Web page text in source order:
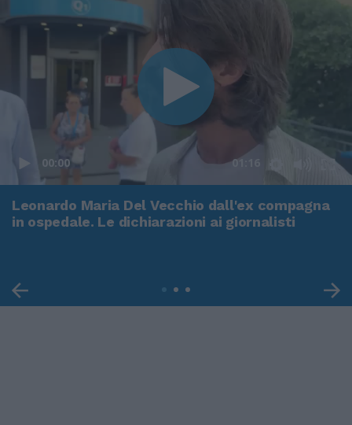
00:00 01:16
Leonardo Maria Del Vecchio dall'ex compagna
in ospedale. Le dichiarazioni ai giornalisti